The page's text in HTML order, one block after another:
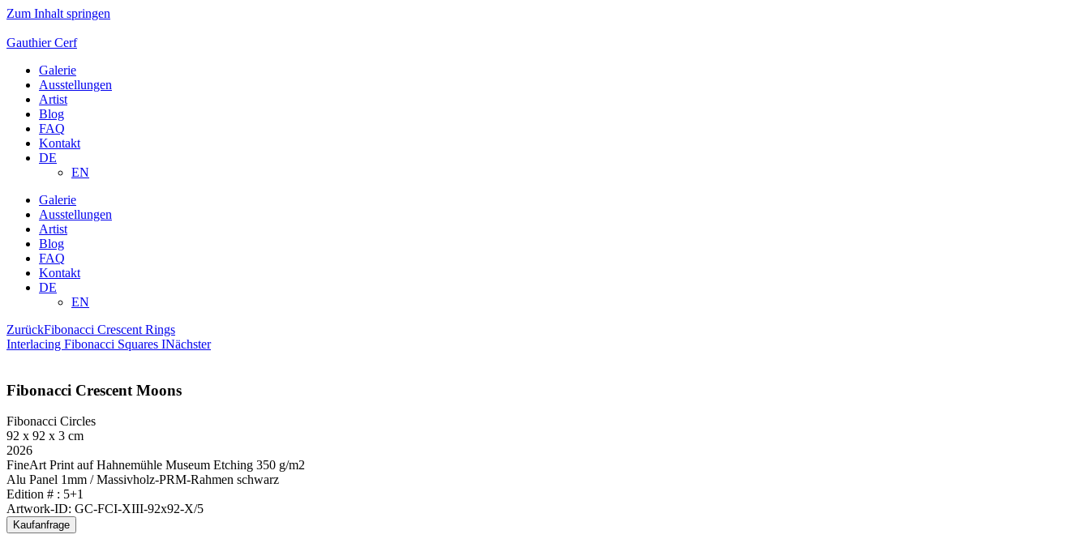
Zum Inhalt springen
Gauthier Cerf
Galerie
Ausstellungen
Artist
Blog
FAQ
Kontakt
DE
EN
Galerie
Ausstellungen
Artist
Blog
FAQ
Kontakt
DE
EN
ZurückFibonacci Crescent Rings
Interlacing Fibonacci Squares INächster
Fibonacci Crescent Moons
Fibonacci Circles
92 x 92 x 3 cm
2026
FineArt Print auf Hahnemühle Museum Etching 350 g/m2
Alu Panel 1mm / Massivholz-PRM-Rahmen schwarz
Edition # : 5+1
Artwork-ID: GC-FCI-XIII-92x92-X/5
Kaufanfrage